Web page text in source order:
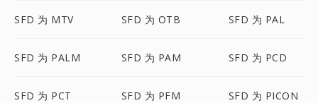
SFD 为 MTV SFD 为 OTB SFD 为 PAL
SFD 为 PALM SFD 为 PAM SFD 为 PCD
SFD 为 PCT SFD 为 PFM SFD 为 PICON